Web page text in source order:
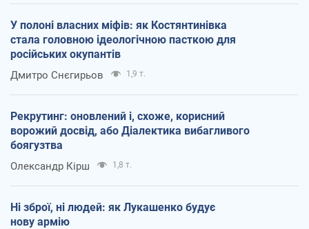
У полоні власних міфів: як Костянтинівка
стала головною ідеологічною пасткою для
російських окупантів
Дмитро Снєгирьов 1,9 т.
Рекрутинг: оновлений і, схоже, корисний
ворожий досвід, або Діалектика вибагливого
боягузтва
Олександр Кірш 1,8 т.
Ні зброї, ні людей: як Лукашенко будує
нову армію